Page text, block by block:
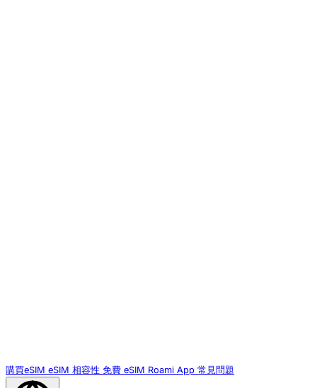
購買eSIM eSIM 相容性 免費 eSIM Roami App 常見問題